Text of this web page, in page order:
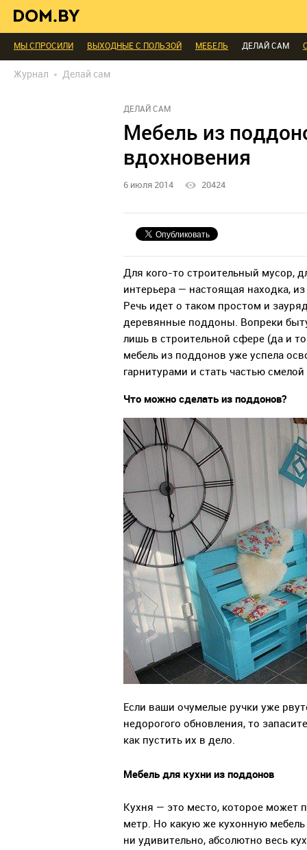
В ГОСТЯХ ДИАЛОГ
МЫ СПРОСИЛИ
ВЫХОДНЫЕ С ПОЛЬЗОЙ МЕБЕЛЬ ДЕЛАЙ САМ
РЕДАКЦИЯ
Журнал Делай сам
ДЕЛАЙ САМ
Мебель из
вдохновения
6 июля 2014 20424
Для кого-то строительный мусор,
интерьера — настоящая находка,
Речь идет о таком простом и
деревянные поддоны. Вопреки
лишь в строительной сфере (да и
мебель из поддонов уже успела
гарнитурами и стать частью
Что можно сделать из поддонов?
Если ваши очумелые ручки уже
недорогого обновления, то
как пустить их в дело.
Мебель для кухни из поддонов
Кухня — это место, которое может
метр. Но какую же кухонную
ни удивительно, абсолютно весь